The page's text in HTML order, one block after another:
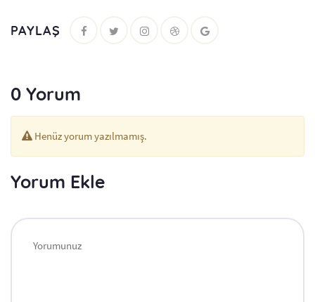
PAYLAŞ
0 Yorum
Henüz yorum yazılmamış.
Yorum Ekle